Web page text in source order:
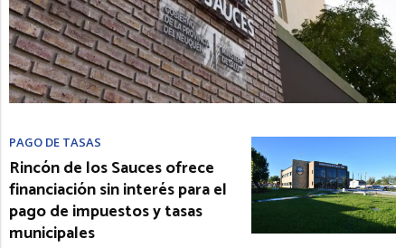
PAGO DE TASAS
Rincón de los Sauces ofrece
financiación sin interés para el
pago de impuestos y tasas
municipales